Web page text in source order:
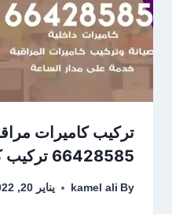
تركيب كاميرات
66428585 تركيب كاميرا مراقبه
By
kamel ali يناير 20, 2022